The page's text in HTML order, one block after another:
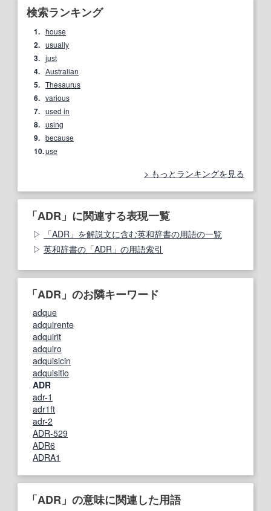
検索ランキング
1. house
2. usually
3. just
4. Australian
5. Thesaurus
6. various
7. used in
8. using
9. because
10.use
もっとランキングを見る
「ADR」に関連する表現一覧
「ADR」を解説文に含む英和辞書の用語の一覧
英和辞書の「ADR」の用語索引
「ADR」のお隣キーワード
adque
adquirente
adquirit
adquiro
adquisicin
adquisitio
ADR
adr-1
adr1ft
adr-2
ADR-529
ADR6
ADRA1
「ADR」の意味に関連した用語